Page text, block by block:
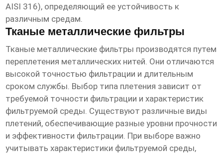
AISI 316), определяющий ее устойчивость к
различным средам.
Тканые металлические фильтры
Тканые металлические фильтры производятся путем
переплетения металлических нитей. Они отличаются
высокой точностью фильтрации и длительным
сроком службы. Выбор типа плетения зависит от
требуемой точности фильтрации и характеристик
фильтруемой среды. Существуют различные виды
плетений, обеспечивающие разные уровни прочности
и эффективности фильтрации. При выборе важно
учитывать характеристики фильтруемой среды,